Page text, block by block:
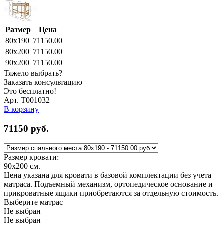
Размер
Цена
80x190 71150.00
80x200 71150.00
90x200 71150.00
Тяжело выбрать?
Заказать консультацию
Это бесплатно!
Арт. Т001032
В корзину
71150 руб.
Размер кровати:
90x200 см.
Цена указана для кровати в базовой комплектации без учета
матраса. Подъемный механизм, ортопедическое основание и
прикроватные ящики приобретаются за отдельную стоимость.
Выберите матрас
Не выбран
Не выбран